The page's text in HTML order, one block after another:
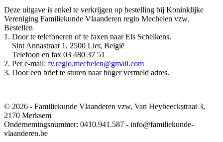
Deze uitgave is enkel te verkrijgen op bestelling bij Koninklijke
Vereniging Familiekunde Vlaanderen regio Mechelen vzw.
Bestellen
1. Door te telefoneren of te faxen naar Els Schelkens.
Sint Annastraat 1, 2500 Lier, België
Telefoon en fax 03 480 37 51
2. Per e-mail: fv.regio.mechelen@gmail.com
3. Door een brief te sturen naar hoger vermeld adres.
© 2026 - Familiekunde Vlaanderen vzw, Van Heybeeckstraat 3,
2170 Merksem
Ondernemingsnummer: 0410.941.587 - info@familiekunde-
vlaanderen.be